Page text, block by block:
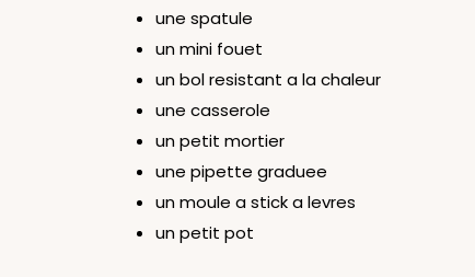
une spatule
un mini fouet
un bol resistant a la chaleur
une casserole
un petit mortier
une pipette graduee
un moule a stick a levres
un petit pot